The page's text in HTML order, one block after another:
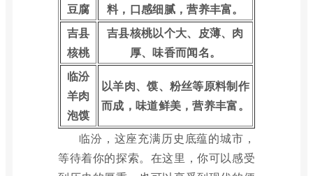
豆腐
料，口感细腻，营养丰富。
吉县
核桃
吉县核桃以个大、皮薄、肉
厚、味香而闻名。
临汾
羊肉
泡馍
以羊肉、馍、粉丝等原料制作
而成，味道鲜美，营养丰富。
临汾，这座充满历史底蕴的城市，
等待着你的探索。在这里，你可以感受